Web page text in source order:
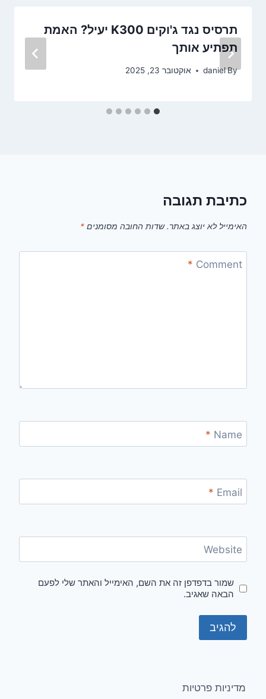
תרסיס נגד ג'וקים K300 יעיל? האמת
תפתיע אותך
By
daniel אוקטובר 23, 2025
כתיבת תגובה
האימייל לא יוצג באתר. שדות החובה מסומנים *
Comment
*
Name
*
Email
*
Website
שמור בדפדפן זה את השם, האימייל והאתר שלי לפעם
הבאה שאגיב.
מדיניות פרטיות